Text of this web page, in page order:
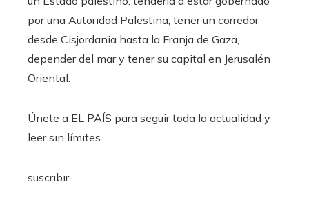
por una Autoridad Palestina, tener un corredor
desde Cisjordania hasta la Franja de Gaza,
depender del mar y tener su capital en Jerusalén
Oriental.
Únete a EL PAÍS para seguir toda la actualidad y
leer sin límites.
suscribir